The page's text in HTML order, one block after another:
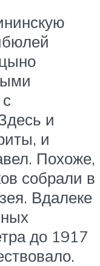
и
и
Похоже,
собрали в
Вдалеке
до 1917